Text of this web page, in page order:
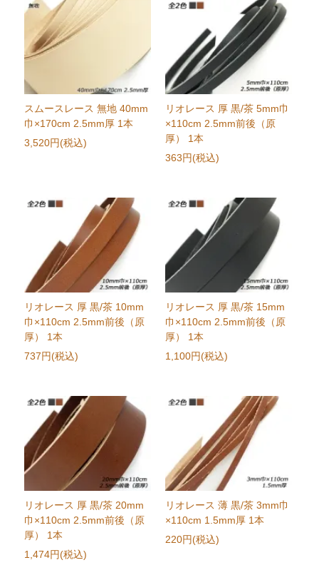
スムースレース 無地 40mm
巾×170cm 2.5mm厚 1本
3,520円(税込)
リオレース 厚 黒/茶 5mm巾
×110cm 2.5mm前後（原
厚） 1本
363円(税込)
リオレース 厚 黒/茶 10mm
巾×110cm 2.5mm前後（原
厚） 1本
737円(税込)
リオレース 厚 黒/茶 15mm
巾×110cm 2.5mm前後（原
厚） 1本
1,100円(税込)
リオレース 厚 黒/茶 20mm
巾×110cm 2.5mm前後（原
厚） 1本
1,474円(税込)
リオレース 薄 黒/茶 3mm巾
×110cm 1.5mm厚 1本
220円(税込)